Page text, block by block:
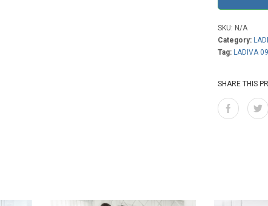
SKU: N/A
Category:
Tag: LADIVA 09
SHARE THIS